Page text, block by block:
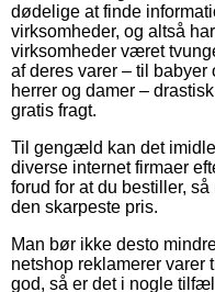
dødelige at finde
virksomheder, og altså
virksomheder været
af deres varer – til babyer
herrer og damer –
gratis fragt.
Til gengæld kan det
diverse internet firmaer
forud for at du bestiller,
den skarpeste pris.
Man bør ikke desto
netshop reklamerer varer
god, så er det i nogle